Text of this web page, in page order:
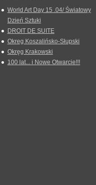
World Art Day 15 .04/ Światowy
Dzień Sztuki
DROIT DE SUITE
Okreg Koszalińsko-Słupski
Okręg Krakowski
100 lat... i Nowe Otwarcie!!!